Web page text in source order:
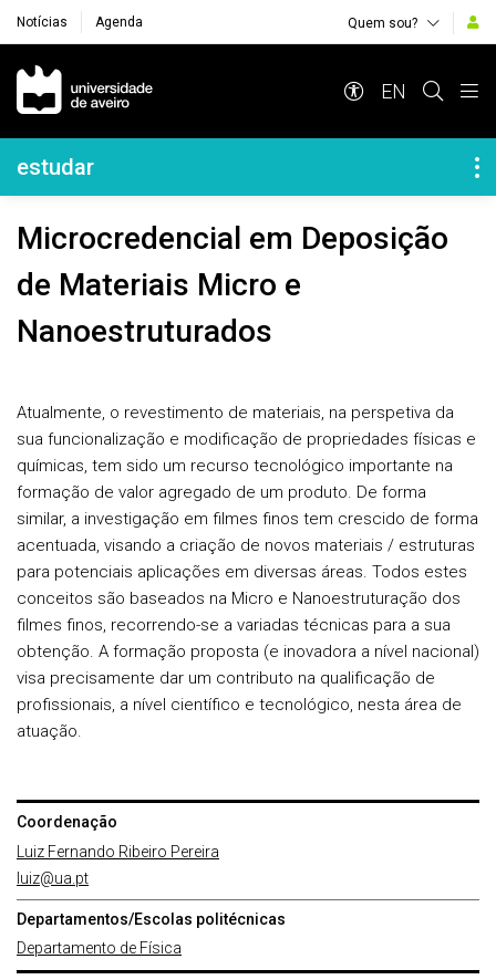
Notícias Agenda Quem sou?
Navegação Principal
EN
Navegação Lateral
estudar
Microcredencial em Deposição
de Materiais Micro e
Nanoestruturados
Atualmente, o revestimento de materiais, na perspetiva da
sua funcionalização e modificação de propriedades físicas e
químicas, tem sido um recurso tecnológico importante na
formação de valor agregado de um produto. De forma
similar, a investigação em filmes finos tem crescido de forma
acentuada, visando a criação de novos materiais / estruturas
para potenciais aplicações em diversas áreas. Todos estes
conceitos são baseados na Micro e Nanoestruturação dos
filmes finos, recorrendo-se a variadas técnicas para a sua
obtenção. A formação proposta (e inovadora a nível nacional)
visa precisamente dar um contributo na qualificação de
profissionais, a nível científico e tecnológico, nesta área de
atuação.
Coordenação
Luiz Fernando Ribeiro Pereira
luiz@ua.pt
Departamentos/Escolas politécnicas
Departamento de Física